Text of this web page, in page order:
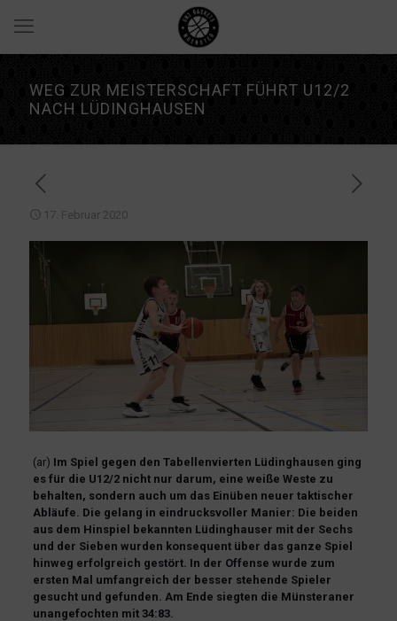
WEG ZUR MEISTERSCHAFT FÜHRT U12/2
NACH LÜDINGHAUSEN
17. Februar 2020
(ar) Im Spiel gegen den Tabellenvierten Lüdinghausen ging
es für die U12/2 nicht nur darum, eine weiße Weste zu
behalten, sondern auch um das Einüben neuer taktischer
Abläufe. Die gelang in eindrucksvoller Manier: Die beiden
aus dem Hinspiel bekannten Lüdinghauser mit der Sechs
und der Sieben wurden konsequent über das ganze Spiel
hinweg erfolgreich gestört. In der Offense wurde zum
ersten Mal umfangreich der besser stehende Spieler
gesucht und gefunden. Am Ende siegten die Münsteraner
unangefochten mit 34:83.